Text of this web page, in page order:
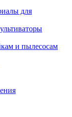
для
и пылесосам